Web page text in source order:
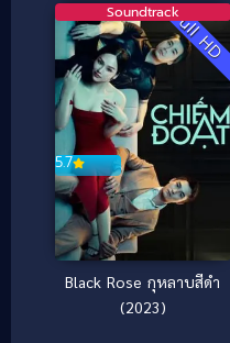
Full HD
5.7
Soundtrack
Black Rose กุหลาบสีดำ
(2023)